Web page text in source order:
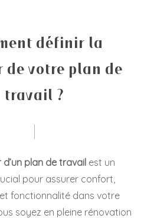
définir la
de votre plan de
travail ?
d’un plan de travail est un
pour assurer confort,
fonctionnalité dans votre
soyez en pleine rénovation